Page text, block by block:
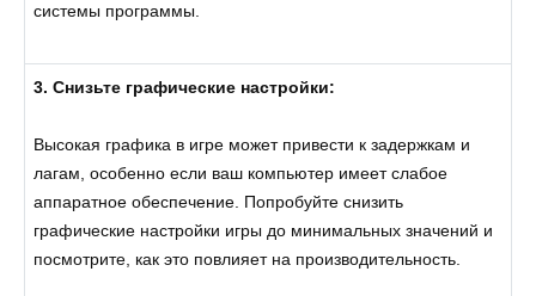
системы программы.
3. Снизьте графические настройки:
Высокая графика в игре может привести к задержкам и
лагам, особенно если ваш компьютер имеет слабое
аппаратное обеспечение. Попробуйте снизить
графические настройки игры до минимальных значений и
посмотрите, как это повлияет на производительность.